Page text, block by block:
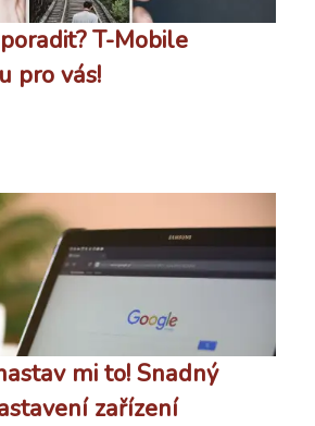
T-Mobile
pro vás!
mi to! Snadný
zařízení